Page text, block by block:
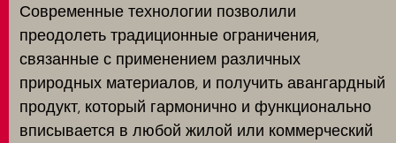
Современные технологии позволили
преодолеть традиционные ограничения,
связанные с применением различных
природных материалов, и получить авангардный
продукт, который гармонично и функционально
вписывается в любой жилой или коммерческий